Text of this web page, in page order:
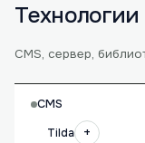
Технологии
CMS, сервер,
CMS
Tilda
+